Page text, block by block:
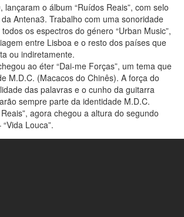
lançaram o álbum “Ruídos Reais”, com selo
Antena3. Trabalho com uma sonoridade
os espectros do género “Urban Music”,
entre Lisboa e o resto dos países que
ou indiretamente.
ao éter “Dai-me Forças”, um tema que
M.D.C. (Macacos do Chinês). A força do
das palavras e o cunho da guitarra
sempre parte da identidade M.D.C.
agora chegou a altura do segundo
Louca”.